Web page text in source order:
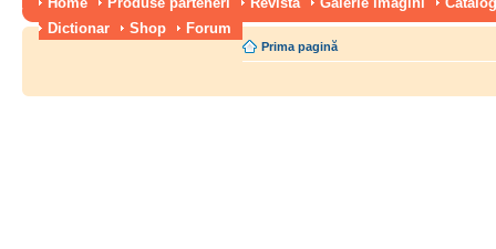
Dictionar
Shop Forum
Prima pagină